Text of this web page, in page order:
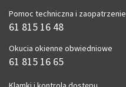
Pomoc techniczna i zaopatrzenie
61 815 16 48
Okucia okienne obwiedniowe
61 815 16 65